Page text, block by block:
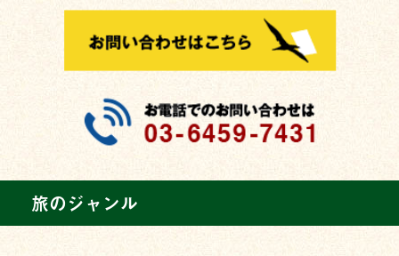
旅のジャンル